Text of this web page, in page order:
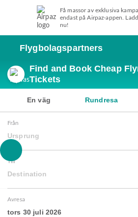
Få massor av exklusiva
endast på Airpaz-appen.
nu!
Flygbolagspartners
Find and Book Cheap
Tickets
En väg Rundresa
Från
Ursprung
Till
Destination
Avresa
tors 30 juli 2026